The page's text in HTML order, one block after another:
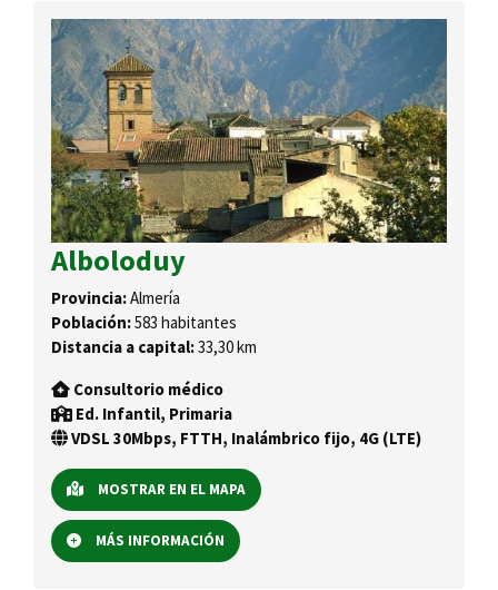
Alboloduy
Provincia:Almería
Población:583 habitantes
Distancia a capital:33,30 km
Consultorio médico
Ed. Infantil, Primaria
VDSL 30Mbps, FTTH, Inalámbrico fijo, 4G (LTE)
MOSTRAR EN EL MAPA
MÁS INFORMACIÓN